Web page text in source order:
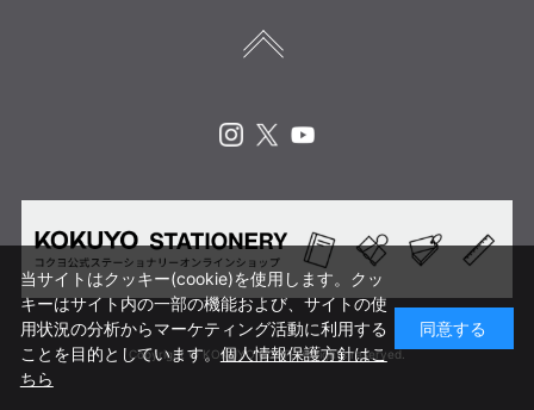
Copyright © KOKUYO CORP. All rights reserved.
当サイトはクッキー(cookie)を使用します。クッ
キーはサイト内の一部の機能および、サイトの使
用状況の分析からマーケティング活動に利用する
ことを目的としています。個人情報保護方針はこ
ちら
同意する